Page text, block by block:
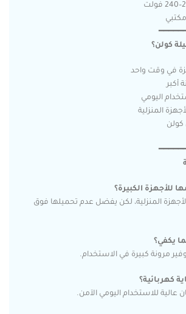
كولن؟
في وقت واحد
أكبر
اليومي
المنزلية
كولن
للأجهزة الكبيرة؟
المنزلية، لكن يفضل عدم تحميلها فوق
يكفي؟
كهربائية؟
عالية للاستخدام اليومي الآمن.